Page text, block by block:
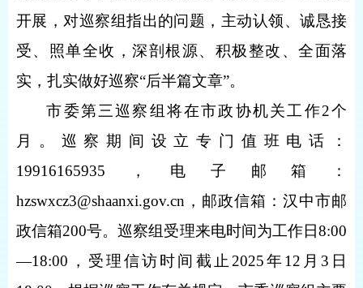
开展，对巡察组指出的问题，主动认领、诚恳接
受、照单全收，深剖根源、积极整改、全面落
实，扎实做好巡察“后半篇文章”。
市委第三巡察组将在市政协机关工作2个
月。巡察期间设立专门值班电话：
19916165935，电子邮箱：
hzswxcz3@shaanxi.gov.cn，邮政信箱：汉中市邮
政信箱200号。巡察组受理来电时间为工作日8:00
—18:00，受理信访时间截止2025年12月3日